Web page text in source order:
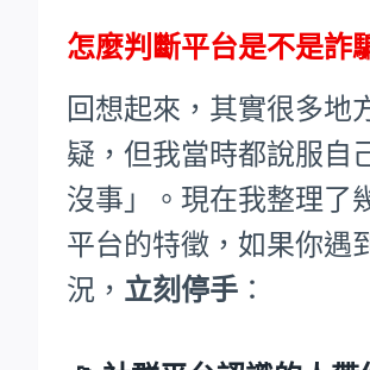
怎麼判斷平台是不是詐
回想起來，其實很多地
疑，但我當時都說服自
沒事」。現在我整理了
平台的特徵，如果你遇
況， 立刻停手 ：